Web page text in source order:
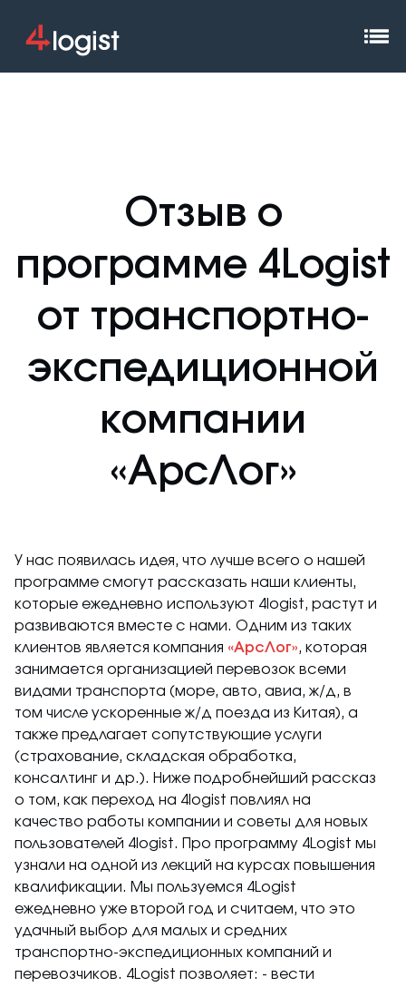
Отзыв о
программе 4Logist
от транспортно-
экспедиционной
компании
«АрсЛог»
У нас появилась идея, что лучше всего о нашей
программе смогут рассказать наши клиенты,
которые ежедневно используют 4logist, растут и
развиваются вместе с нами. Одним из таких
клиентов является компания «АрсЛог», которая
занимается организацией перевозок всеми
видами транспорта (море, авто, авиа, ж/д, в
том числе ускоренные ж/д поезда из Китая), а
также предлагает сопутствующие услуги
(страхование, складская обработка,
консалтинг и др.). Ниже подробнейший рассказ
о том, как переход на 4logist повлиял на
качество работы компании и советы для новых
пользователей 4logist. Про программу 4Logist мы
узнали на одной из лекций на курсах повышения
квалификации. Мы пользуемся 4Logist
ежедневно уже второй год и считаем, что это
удачный выбор для малых и средних
транспортно-экспедиционных компаний и
перевозчиков. 4Logist позволяет: - вести